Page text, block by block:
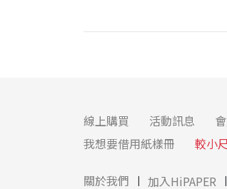
線上購買 活動訊息
我想要借用紙樣冊
較小
關於我們 加入HiPAPER